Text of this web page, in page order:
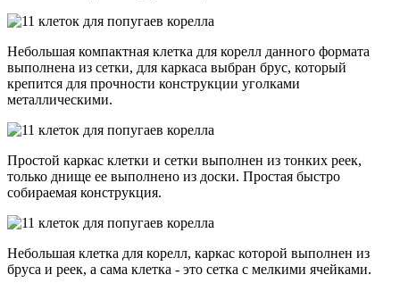
Небольшая компактная клетка для корелл данного формата
выполнена из сетки, для каркаса выбран брус, который
крепится для прочности конструкции уголками
металлическими.
Простой каркас клетки и сетки выполнен из тонких реек,
только днище ее выполнено из доски. Простая быстро
собираемая конструкция.
Небольшая клетка для корелл, каркас которой выполнен из
бруса и реек, а сама клетка - это сетка с мелкими ячейками.